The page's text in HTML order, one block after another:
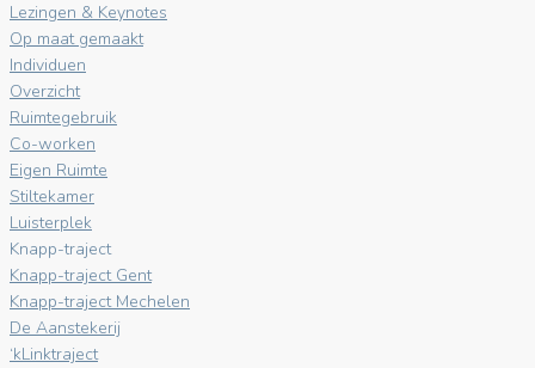
Lezingen & Keynotes
Op maat gemaakt
Individuen
Overzicht
Ruimtegebruik
Co-worken
Eigen Ruimte
Stiltekamer
Luisterplek
Knapp-traject
Knapp-traject Gent
Knapp-traject Mechelen
De Aanstekerij
‘kLinktraject